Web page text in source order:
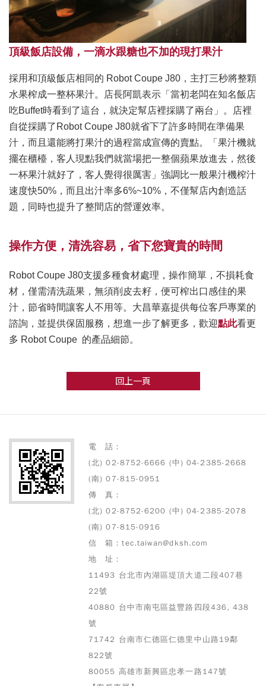
頂級飯店設備，一滴水跟糖也不加的現打果汁
採用和頂級飯店相同的 Robot Coupe J80，主打三秒將整顆
水果榨成一整杯果汁。店長阿凱表示「當初老闆在知名飯店
吃Buffet時看到了這台，就決定幫店裡採購了兩台」。店裡
自從採購了Robot Coupe J80就省下了許多時間在準備果
汁，而且還能將打果汁的過程當成宣傳的賣點。「果汁機就
擺在櫃檯，客人現點我們就當場把一整個蘋果放進去，然後
一杯果汁就好了，客人覺得很厲害」強調比一般果汁機榨汁
速度快50%，而且出汁率多6%~10%，不僅幫店內創造話
題，同時也提升了整間店的營運效率。
操作方便，清洗容易，省下您寶貴的時間
Robot Coupe J80支援多種食材處理，操作簡單，不損耗食
材，僅需清洗蔬果，無須削皮去籽，便可榨出口感佳的果
汁，節省時間讓客人不用等。大昌華嘉提供每位客戶專業的
諮詢，並提供保固服務，想進一步了解更多，歡迎點此看更
多 Robot Coupe 的產品細節。
回上一頁
電 話：
(北) 02-8752-6666 (中) 04-2385-2668
(南) 07-815-0951
傳 真：
(北) 02-8752-6200 (中) 04-2385-2078
(南) 07-815-0916
信 箱：tec.taiwan@dksh.com
地 址：
11493 台北市內湖區堤頂大道二段407巷
22號
40880 台中市南屯區益豐路四段436, 438
號
71742 台南市仁德區仁德里中山路19鄰
822號
80055 高雄市新興區忠孝一路147號